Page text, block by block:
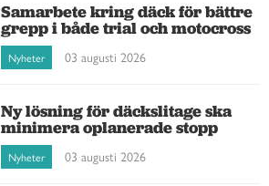
Samarbete kring däck för bättre
grepp i både trial och motocross
Nyheter 03 augusti 2026
Ny lösning för däckslitage ska
minimera oplanerade stopp
Nyheter 03 augusti 2026